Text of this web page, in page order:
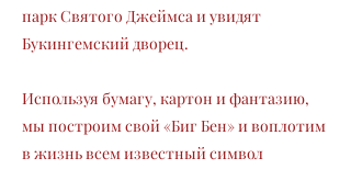
парк Святого Джеймса и увидят
Букингемский дворец.
Используя бумагу, картон и фантазию,
мы построим свой «Биг Бен» и воплотим
в жизнь всем известный символ